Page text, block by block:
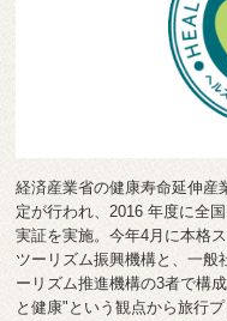
経済産業省の健康寿命延伸産
定が行われ、2016 年度に全
実証を実施。今年4月に本格
ツーリズム振興機構と、一般
ーリズム推進機構の3者で構
と健康"という観点から旅行